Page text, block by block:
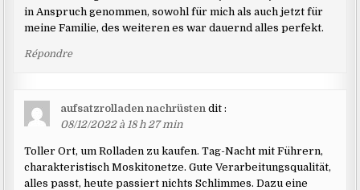
in Anspruch genommen, sowohl für mich als auch jetzt für
meine Familie, des weiteren es war dauernd alles perfekt.
Répondre
aufsatzrolladen nachrüsten dit :
08/12/2022 à 18 h 27 min
Toller Ort, um Rolladen zu kaufen. Tag-Nacht mit Führern,
charakteristisch Moskitonetze. Gute Verarbeitungsqualität,
alles passt, heute passiert nichts Schlimmes. Dazu eine